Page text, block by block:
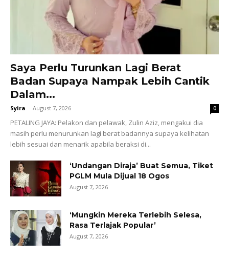
Saya Perlu Turunkan Lagi Berat
Badan Supaya Nampak Lebih Cantik
Dalam...
Syira - August 7, 2026 0
PETALING JAYA: Pelakon dan pelawak, Zulin Aziz, mengakui dia
masih perlu menurunkan lagi berat badannya supaya kelihatan
lebih sesuai dan menarik apabila beraksi di...
‘Undangan Diraja’ Buat Semua, Tiket
PGLM Mula Dijual 18 Ogos
August 7, 2026
‘Mungkin Mereka Terlebih Selesa,
Rasa Terlajak Popular’
August 7, 2026